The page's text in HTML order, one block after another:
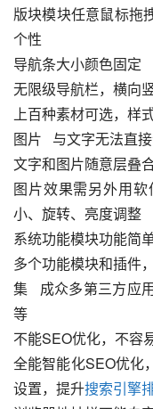
版块模块任意鼠标拖
个性
导航条大小颜色固定
无限级导航栏，横向
上百种素材可选，样
图片   与文字无法直
文字和图片随意层叠
图片效果需另外用
小、旋转、亮度调整
系统功能模块功能简
多个功能模块和插件
集   成众多第三方应
等
不能SEO优化，不容
全能智能化SEO优化
设置，提升搜索引擎